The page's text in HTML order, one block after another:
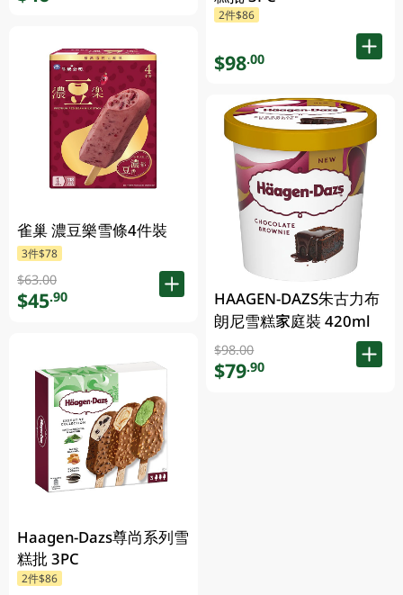
雀巢 濃豆樂雪條4件裝
3件$78
$63.00
$45.90
Haagen-Dazs尊尚系列雪
糕批 3PC
2件$86
2件$86
$98.00
HAAGEN-DAZS朱古力布
朗尼雪糕家庭裝 420ml
$98.00
$79.90